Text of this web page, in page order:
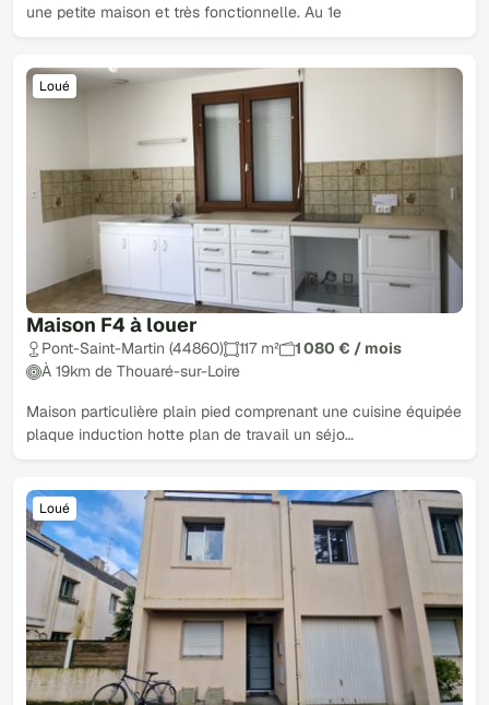
une petite maison et très fonctionnelle. Au 1e
Maison F4 à louer
Loué
Pont-Saint-Martin (44860) 117 m²
1 080 € / mois
À 19km de Thouaré-sur-Loire
Maison particulière plain pied comprenant une cuisine équipée
plaque induction hotte plan de travail un séjo…
Loué